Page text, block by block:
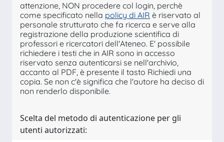
attenzione, NON procedere col login, perchè
come specificato nella policy di AIR è riservato al
personale strutturato che fa ricerca e serve alla
registrazione della produzione scientifica di
professori e ricercatori dell'Ateneo. E' possibile
richiedere i testi che in AIR sono in accesso
riservato senza autenticarsi se nell'archivio,
accanto al PDF, è presente il tasto Richiedi una
copia. Se non c'è significa che l'autore ha deciso di
non renderlo disponibile.
Scelta del metodo di autenticazione per gli
utenti autorizzati: